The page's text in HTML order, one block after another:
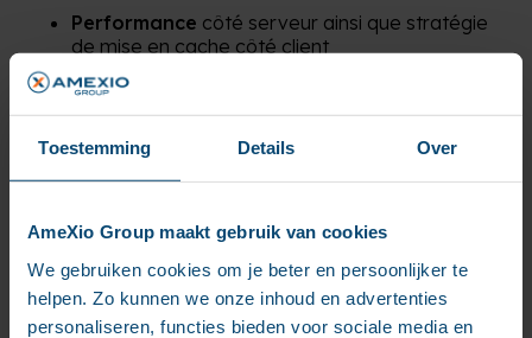
Toestemming Details Over
AmeXio Group maakt gebruik van cookies
We gebruiken cookies om je beter en persoonlijker te
helpen. Zo kunnen we onze inhoud en advertenties
personaliseren, functies bieden voor sociale media en
Performance côté serveur ainsi que stratégie
de mise en cache côté client
Pérennité et préparation au cloud
Maturitédu cycle de viede l’application et
DevOps (expérience développeur, assurance
qualité, support, déploiement et livraison, etc.)
sein de l’écosystème AEM et leur alignement.
Une attention particulière est accordée à la
manière dont lesconnaissancessont
construites et partagées au sein et entre les
équipes.